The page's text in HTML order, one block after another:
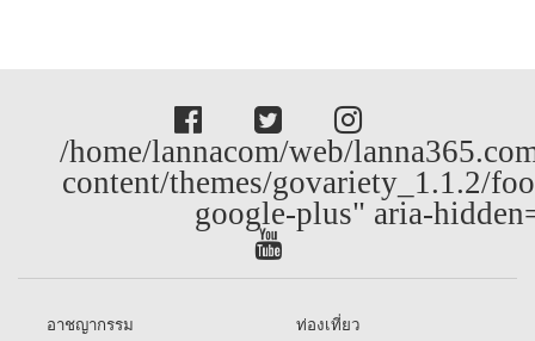
/home/lannacom/web/
content/themes/govariety_1.1.2/
google-plus" aria-
อาชญากรรม
ท่องเที่ยว